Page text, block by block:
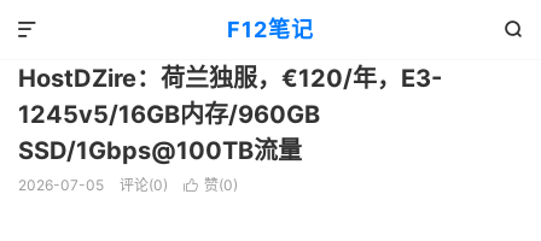
F12笔记 

主机消息
HostDZire：荷兰独服，€120/年，E3-
1245v5/16GB内存/960GB
SSD/1Gbps@100TB流量
2026-07-05 评论(0)  赞(0)